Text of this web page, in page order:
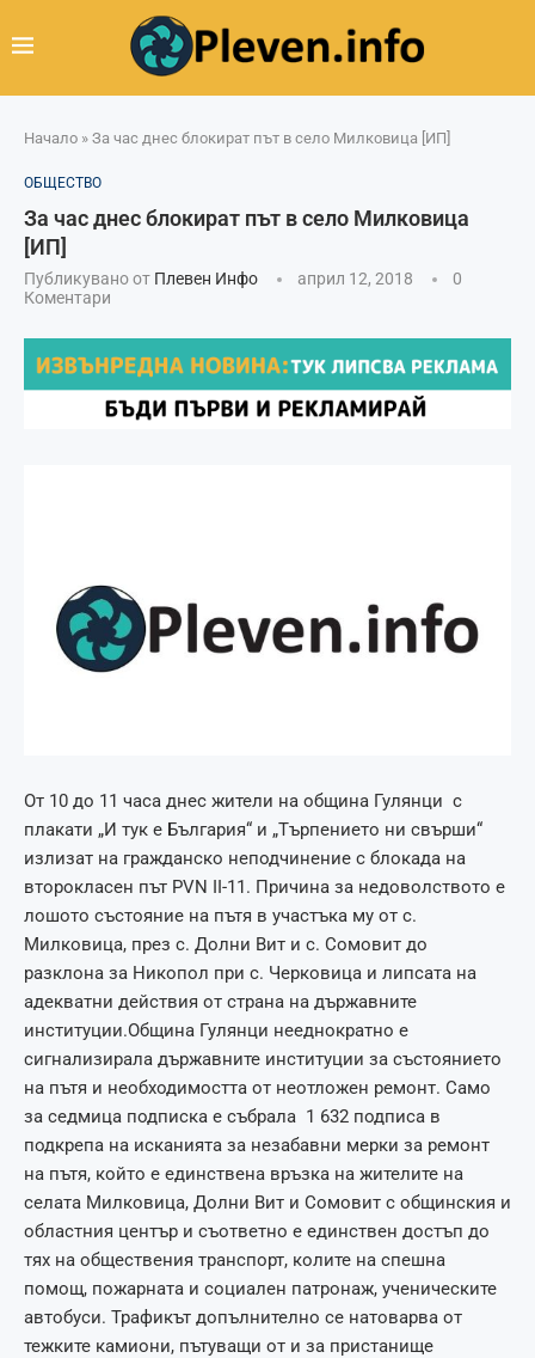
Начало » За час днес блокират път в село Милковица [ИП]
ОБЩЕСТВО
За час днес блокират път в село Милковица
[ИП]
Публикувано от Плевен Инфо април 12, 2018
0
Коментари
От 10 до 11 часа днес жители на община Гулянци с
плакати „И тук е България“ и „Търпението ни свърши“
излизат на гражданско неподчинение с блокада на
второкласен път PVN II-11. Причина за недоволството е
лошото състояние на пътя в участъка му от с.
Милковица, през с. Долни Вит и с. Сомовит до
разклона за Никопол при с. Черковица и липсата на
адекватни действия от страна на държавните
институции.Община Гулянци нееднократно е
сигнализирала държавните институции за състоянието
на пътя и необходимостта от неотложен ремонт. Само
за седмица подписка е събрала 1 632 подписа в
подкрепа на исканията за незабавни мерки за ремонт
на пътя, който е единствена връзка на жителите на
селата Милковица, Долни Вит и Сомовит с общинския и
областния център и съответно е единствен достъп до
тях на обществения транспорт, колите на спешна
помощ, пожарната и социален патронаж, ученическите
автобуси. Трафикът допълнително се натоварва от
тежките камиони, пътуващи от и за пристанище